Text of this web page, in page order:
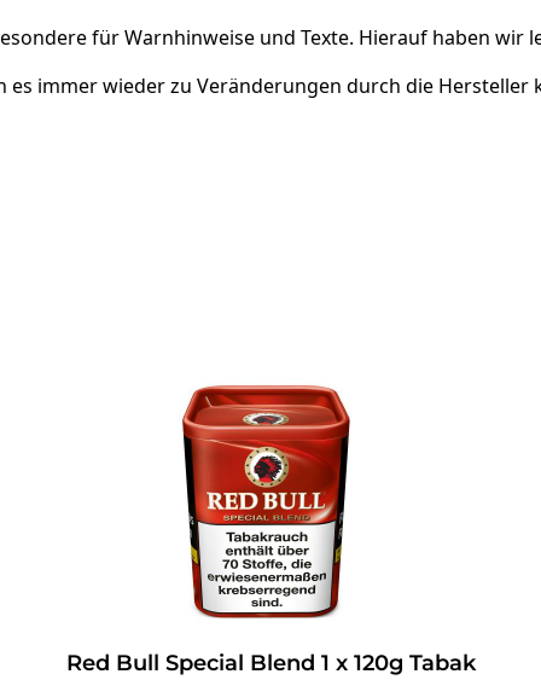
für Warnhinweise und Texte. Hierauf haben wir
immer wieder zu Veränderungen durch die Hersteller
Red Bull Special Blend 1 x 120g Tabak